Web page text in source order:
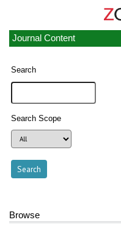
Journal Content
Search
Search Scope
Browse